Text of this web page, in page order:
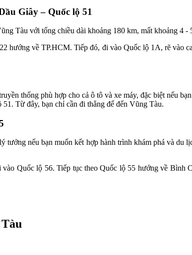
Giây – Quốc lộ 51
Tàu với tổng chiều dài khoảng 180 km, mất khoảng 4
hướng về TP.HCM. Tiếp đó, đi vào Quốc lộ 1A, rẽ vào
thống phù hợp cho cả ô tô và xe máy, đặc biệt nếu
Từ đây, bạn chỉ cần đi thẳng để đến Vũng Tàu.
nếu bạn muốn kết hợp hành trình khám phá và du
Quốc lộ 56. Tiếp tục theo Quốc lộ 55 hướng về Bình